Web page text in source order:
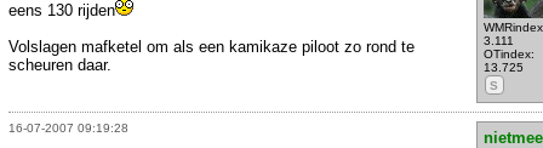
3.111
OTindex:
13.725
S
eens 130 rijden
Volslagen mafketel om als een kamikaze piloot zo rond te
scheuren daar.
16-07-2007 09:19:28